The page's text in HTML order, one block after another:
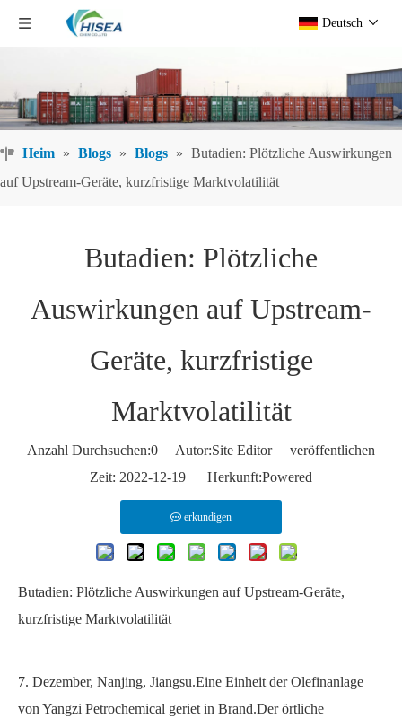
Deutsch
Heim » Blogs » Blogs » Butadien: Plötzliche Auswirkungen
auf Upstream-Geräte, kurzfristige Marktvolatilität
Butadien: Plötzliche
Auswirkungen auf Upstream-
Geräte, kurzfristige
Marktvolatilität
Anzahl Durchsuchen:0 Autor:Site Editor veröffentlichen
Zeit: 2022-12-19 Herkunft:Powered
erkundigen
Butadien: Plötzliche Auswirkungen auf Upstream-Geräte,
kurzfristige Marktvolatilität
7. Dezember, Nanjing, Jiangsu.Eine Einheit der Olefinanlage
von Yangzi Petrochemical geriet in Brand.Der örtliche